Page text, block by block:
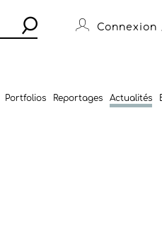
Connexion
Portfolios Reportages Actualités